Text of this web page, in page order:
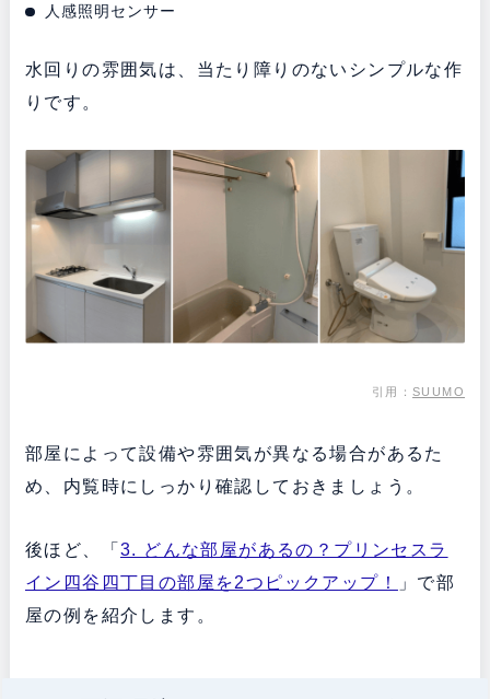
人感照明センサー
水回りの雰囲気は、当たり障りのないシンプルな作
りです。
引用：SUUMO
部屋によって設備や雰囲気が異なる場合があるた
め、内覧時にしっかり確認しておきましょう。
後ほど、「 3. どんな部屋があるの？プリンセスラ
イン四谷四丁目の部屋を2つピックアップ！
」で部
屋の例を紹介します。